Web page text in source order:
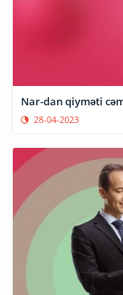
Nar-dan qiyməti
28-04-2023